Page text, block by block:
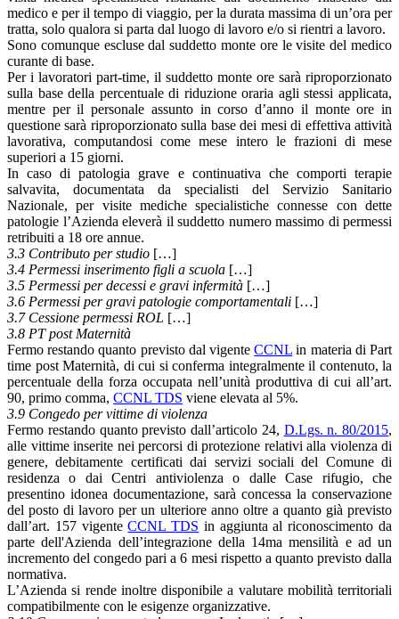
medico e per il tempo di viaggio, per la durata massima di un’ora per
tratta, solo qualora si parta dal luogo di lavoro e/o si rientri a lavoro.
Sono comunque escluse dal suddetto monte ore le visite del medico
curante di base.
Per i lavoratori part-time, il suddetto monte ore sarà riproporzionato
sulla base della percentuale di riduzione oraria agli stessi applicata,
mentre per il personale assunto in corso d’anno il monte ore in
questione sarà riproporzionato sulla base dei mesi di effettiva attività
lavorativa, computandosi come mese intero le frazioni di mese
superiori a 15 giorni.
In caso di patologia grave e continuativa che comporti terapie
salvavita, documentata da specialisti del Servizio Sanitario
Nazionale, per visite mediche specialistiche connesse con dette
patologie l’Azienda eleverà il suddetto numero massimo di permessi
retribuiti a 18 ore annue.
3.3 Contributo per studio […]
3.4 Permessi inserimento figli a scuola […]
3.5 Permessi per decessi e gravi infermità […]
3.6 Permessi per gravi patologie comportamentali […]
3.7 Cessione permessi ROL […]
3.8 PT post Maternità
Fermo restando quanto previsto dal vigenteCCNL in materia di Part
time post Maternità, di cui si conferma integralmente il contenuto, la
percentuale della forza occupata nell’unità produttiva di cui all’art.
90, primo comma, CCNL TDS viene elevata al 5%.
3.9 Congedo per vittime di violenza
Fermo restando quanto previsto dall’articolo 24, D.Lgs. n. 80/2015,
alle vittime inserite nei percorsi di protezione relativi alla violenza di
genere, debitamente certificati dai servizi sociali del Comune di
residenza o dai Centri antiviolenza o dalle Case rifugio, che
presentino idonea documentazione, sarà concessa la conservazione
del posto di lavoro per un ulteriore anno oltre a quanto già previsto
dall’art. 157 vigenteCCNL TDS in aggiunta al riconoscimento da
parte dell'Azienda dell’integrazione della 14ma mensilità e ad un
incremento del congedo pari a 6 mesi rispetto a quanto previsto dalla
normativa.
L’Azienda si rende inoltre disponibile a valutare mobilità territoriali
compatibilmente con le esigenze organizzative.